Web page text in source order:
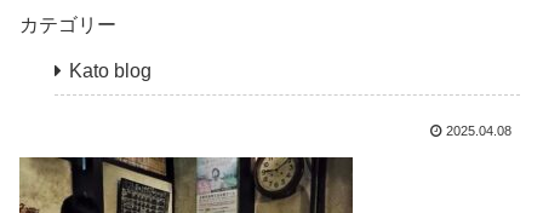
カテゴリー
Kato blog
2025.04.08